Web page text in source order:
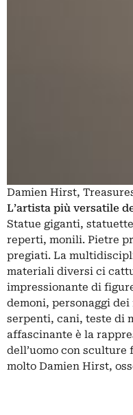
Damien Hirst,
L’artista più versatile
Statue giganti,
reperti, monili. Pietre
pregiati. La
materiali diversi ci
impressionante di
demoni, personaggi
serpenti, cani, teste di
affascinante è la
dell’uomo con
molto Damien Hirst,